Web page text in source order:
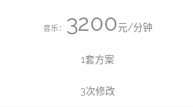
音乐： 3200元/分钟
1套方案
3次修改